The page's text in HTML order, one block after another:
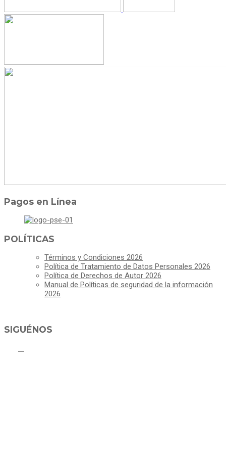
Pagos en Línea
POLÍTICAS
Términos y Condiciones 2026
Política de Tratamiento de Datos Personales 2026
Política de Derechos de Autor 2026
Manual de Políticas de seguridad de la información
2026
SIGUÉNOS